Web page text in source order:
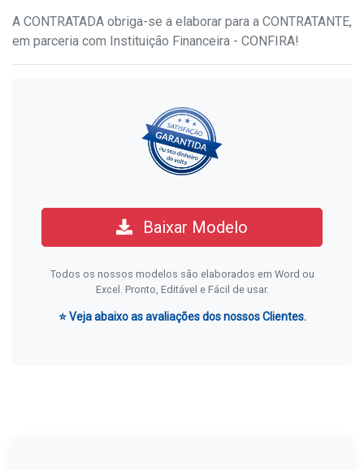
A CONTRATADA obriga-se a elaborar para a CONTRATANTE,
em parceria com Instituição Financeira - CONFIRA!
Baixar Modelo
Todos os nossos modelos são elaborados em Word ou
Excel. Pronto, Editável e Fácil de usar.
⭐ Veja abaixo as avaliações dos nossos Clientes.